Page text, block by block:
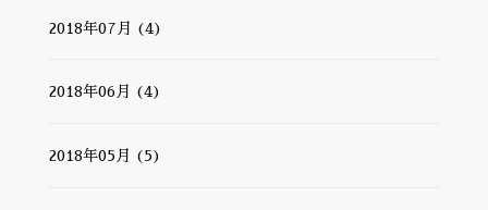
2018年07月 (4)
2018年06月 (4)
2018年05月 (5)